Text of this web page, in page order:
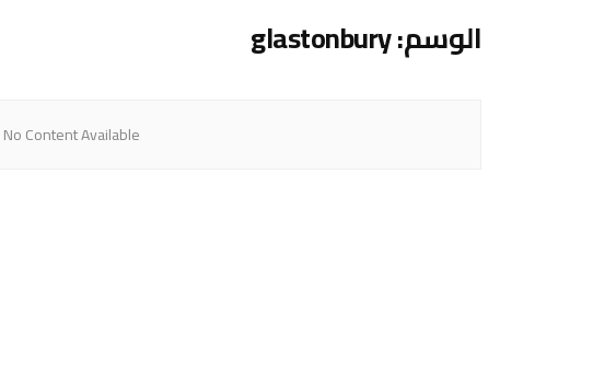
الوسم:glastonbury
No Content Available